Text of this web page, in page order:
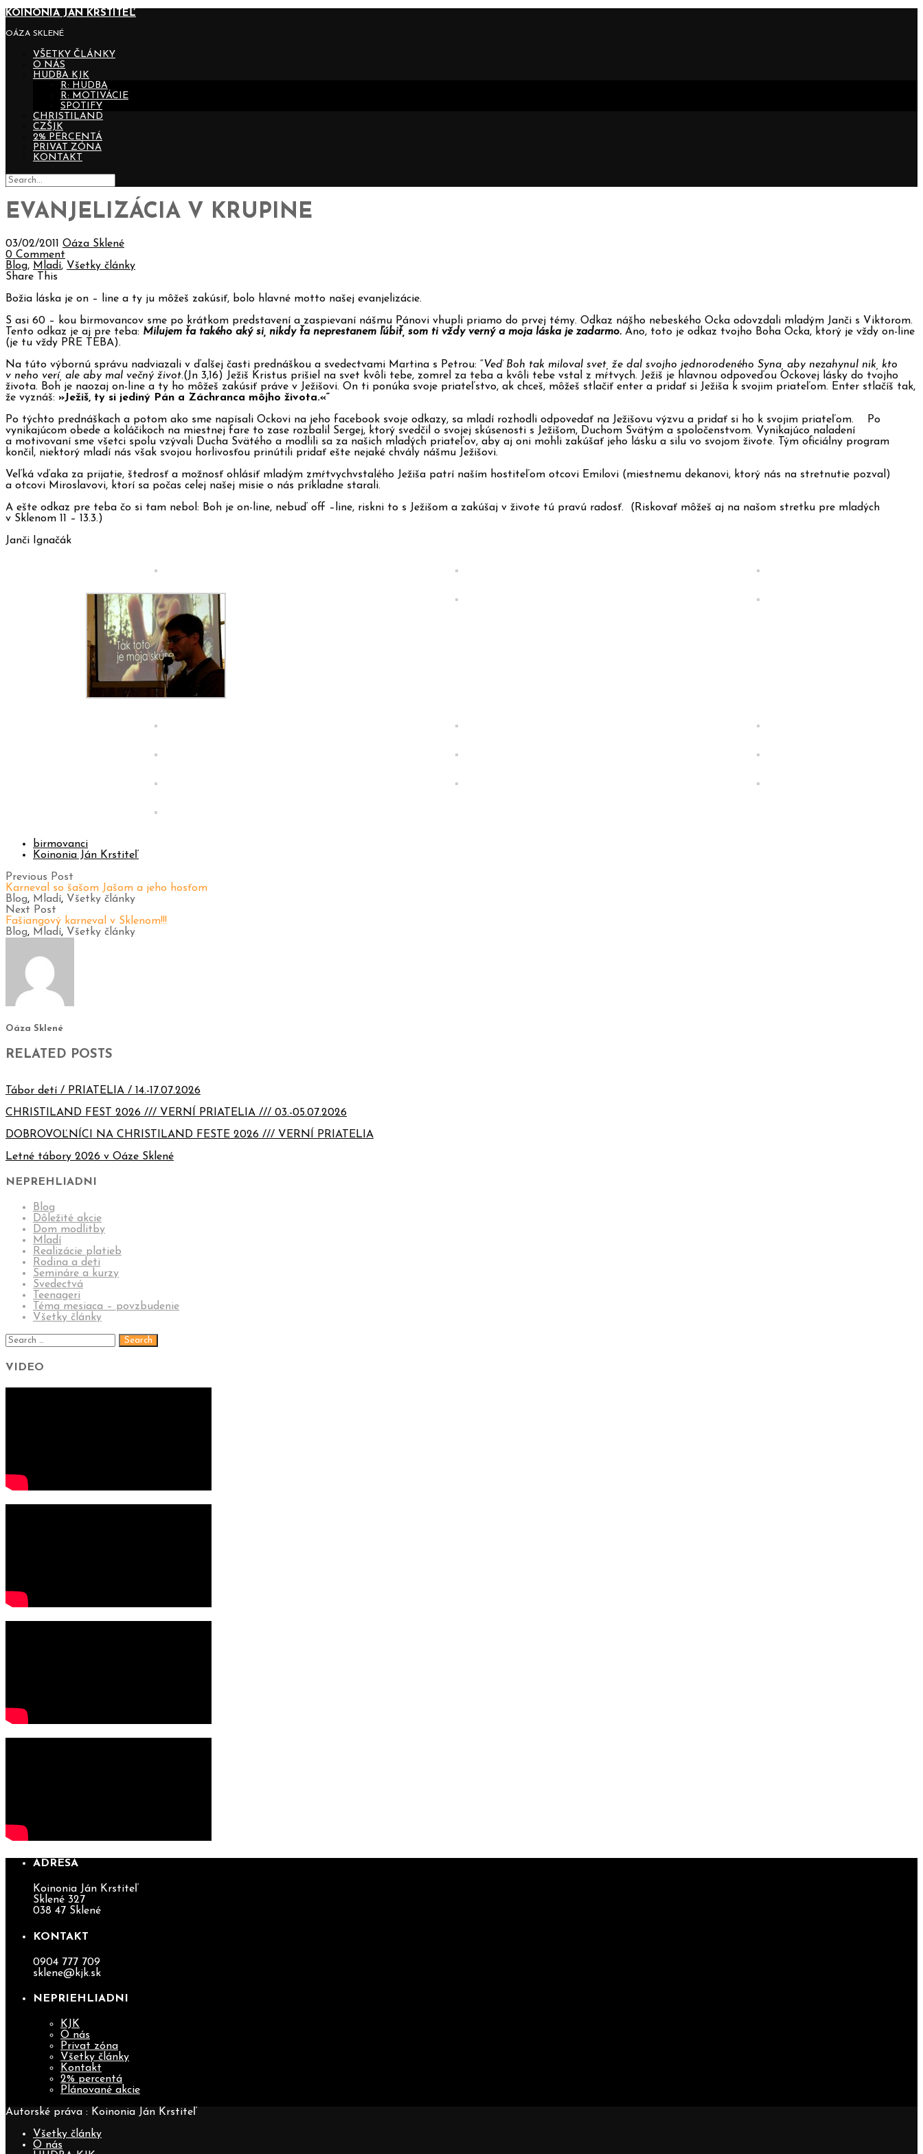
KOINONIA JÁN KRSTITEĽ
OÁZA SKLENÉ
VŠETKY ČLÁNKY
O NÁS
HUDBA KJK
R: HUDBA
R: MOTIVÁCIE
SPOTIFY
CHRISTILAND
CZŠJK
2% PERCENTÁ
PRIVAT ZÓNA
KONTAKT
EVANJELIZÁCIA V KRUPINE
03/02/2011 Oáza Sklené
0 Comment
Blog, Mladí, Všetky články
Share This
Božia láska je on – line a ty ju môžeš zakúsiť, bolo hlavné motto našej evanjelizácie.
S asi 60 – kou birmovancov sme po krátkom predstavení a zaspievaní nášmu Pánovi vhupli priamo do prvej témy. Odkaz nášho nebeského Ocka odovzdali mladým Janči s Viktorom.
Tento odkaz je aj pre teba: Milujem ťa takého aký si, nikdy ťa neprestanem ľúbiť, som ti vždy verný a moja láska je zadarmo. Áno, toto je odkaz tvojho Boha Ocka, ktorý je vždy on-line
(je tu vždy PRE TEBA).
Na túto výbornú správu nadviazali v ďalšej časti prednáškou a svedectvami Martina s Petrou: “Veď Boh tak miloval svet, že dal svojho jednorodeného Syna, aby nezahynul nik, kto
v neho verí, ale aby mal večný život.(Jn 3,16) Ježiš Kristus prišiel na svet kvôli tebe, zomrel za teba a kvôli tebe vstal z mŕtvych. Ježiš je hlavnou odpoveďou Ockovej lásky do tvojho
života. Boh je naozaj on-line a ty ho môžeš zakúsiť práve v Ježišovi. On ti ponúka svoje priateľstvo, ak chceš, môžeš stlačiť enter a pridať si Ježiša k svojim priateľom. Enter stlačíš tak,
že vyznáš: »Ježiš, ty si jediný Pán a Záchranca môjho života.«“
Po týchto prednáškach a potom ako sme napísali Ockovi na jeho facebook svoje odkazy, sa mladí rozhodli odpovedať na Ježišovu výzvu a pridať si ho k svojim priateľom. Po
vynikajúcom obede a koláčikoch na miestnej fare to zase rozbalil Sergej, ktorý svedčil o svojej skúsenosti s Ježišom, Duchom Svätým a spoločenstvom. Vynikajúco naladení
a motivovaní sme všetci spolu vzývali Ducha Svätého a modlili sa za našich mladých priateľov, aby aj oni mohli zakúšať jeho lásku a silu vo svojom živote. Tým oficiálny program
končil, niektorý mladí nás však svojou horlivosťou prinútili pridať ešte nejaké chvály nášmu Ježišovi.
Veľká vďaka za prijatie, štedrosť a možnosť ohlásiť mladým zmŕtvychvstalého Ježiša patrí naším hostiteľom otcovi Emilovi (miestnemu dekanovi, ktorý nás na stretnutie pozval)
a otcovi Miroslavovi, ktorí sa počas celej našej misie o nás príkladne starali.
A ešte odkaz pre teba čo si tam nebol: Boh je on-line, nebuď off –line, riskni to s Ježišom a zakúšaj v živote tú pravú radosť. (Riskovať môžeš aj na našom stretku pre mladých
v Sklenom 11 – 13.3.)
Janči Ignačák
birmovanci
Koinonia Ján Krstiteľ
Previous Post
Karneval so šašom Jašom a jeho hosťom
Blog, Mladí, Všetky články
Next Post
Fašiangový karneval v Sklenom!!!
Blog, Mladí, Všetky články
Oáza Sklené
RELATED POSTS
Tábor detí / PRIATELIA / 14.-17.07.2026
CHRISTILAND FEST 2026 /// VERNÍ PRIATELIA /// 03.-05.07.2026
DOBROVOĽNÍCI NA CHRISTILAND FESTE 2026 /// VERNÍ PRIATELIA
Letné tábory 2026 v Oáze Sklené
NEPREHLIADNI
Blog
Dôležité akcie
Dom modlitby
Mladí
Realizácie platieb
Rodina a deti
Semináre a kurzy
Svedectvá
Teenageri
Téma mesiaca – povzbudenie
Všetky články
VIDEO
ADRESA
Koinonia Ján Krstiteľ
Sklené 327
038 47 Sklené
KONTAKT
0904 777 709
sklene@kjk.sk
NEPRIEHLIADNI
KJK
O nás
Privat zóna
Všetky články
Kontakt
2% percentá
Plánované akcie
Autorské práva : Koinonia Ján Krstiteľ
Všetky články
O nás